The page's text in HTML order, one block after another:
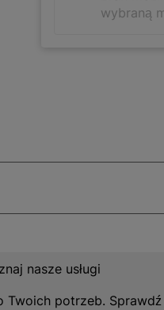
wybraną
nasze usługi
potrzeb.